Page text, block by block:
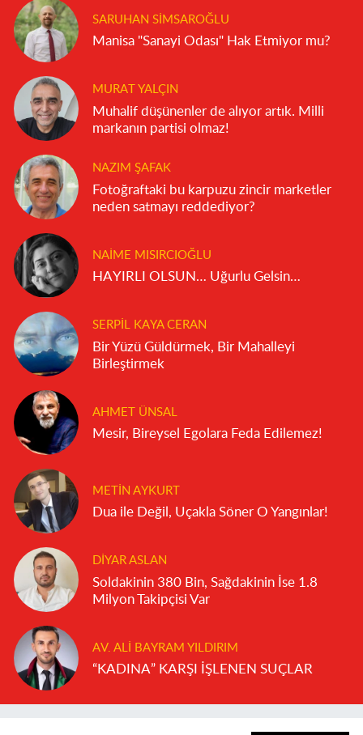
SARUHAN SIMSAROĞLU
Manisa "Sanayi Odası" Hak Etmiyor mu?
MURAT YALÇIN
Muhalif düşünenler de alıyor artık. Milli
markanın partisi olmaz!
NAZIM ŞAFAK
Fotoğraftaki bu karpuzu zincir marketler
neden satmayı reddediyor?
NAIME MISIRCIOĞLU
HAYIRLI OLSUN… Uğurlu Gelsin…
SERPIL KAYA CERAN
Bir Yüzü Güldürmek, Bir Mahalleyi
Birleştirmek
AHMET ÜNSAL
Mesir, Bireysel Egolara Feda Edilemez!
METIN AYKURT
Dua ile Değil, Uçakla Söner O Yangınlar!
DIYAR ASLAN
Soldakinin 380 Bin, Sağdakinin İse 1.8
Milyon Takipçisi Var
AV. ALI BAYRAM YILDIRIM
“KADINA” KARŞI İŞLENEN SUÇLAR